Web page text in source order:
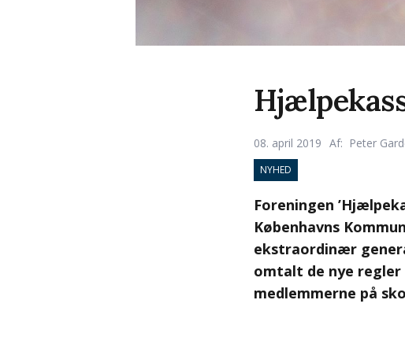
08. april 2019 Af: Peter
NYHED
Foreningen
Københavns
ekstraordinær
omtalt de nye regler
medlemmerne på